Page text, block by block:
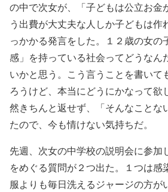
の中で次女が、「子どもは公立お金
う出費が大丈夫な人しか子どもは作
っかかる発言をした。１２歳の女の
感」を持っている社会ってどうなん
いかと思う。こう言うことを書いて
ろうけど、本当にどうにかなって欲
然きちんと返せず、「そんなことな
たので、今も情けない気持ちだ。
先週、次女の中学校の説明会に参加
をめぐる質問が２つ出た。１つは感
服よりも毎日洗えるジャージの方が